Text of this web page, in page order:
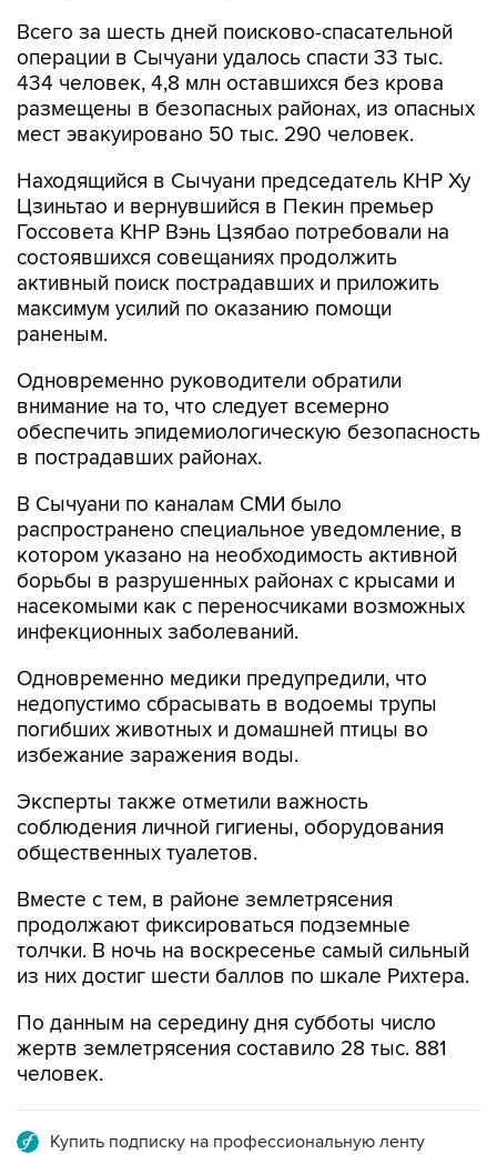
Всего за шесть дней поисково-спасательной
операции в Сычуани удалось спасти 33 тыс.
434 человек, 4,8 млн оставшихся без крова
размещены в безопасных районах, из опасных
мест эвакуировано 50 тыс. 290 человек.
Находящийся в Сычуани председатель КНР Ху
Цзиньтао и вернувшийся в Пекин премьер
Госсовета КНР Вэнь Цзябао потребовали на
состоявшихся совещаниях продолжить
активный поиск пострадавших и приложить
максимум усилий по оказанию помощи
раненым.
Одновременно руководители обратили
внимание на то, что следует всемерно
обеспечить эпидемиологическую безопасность
в пострадавших районах.
В Сычуани по каналам СМИ было
распространено специальное уведомление, в
котором указано на необходимость активной
борьбы в разрушенных районах с крысами и
насекомыми как с переносчиками возможных
инфекционных заболеваний.
Одновременно медики предупредили, что
недопустимо сбрасывать в водоемы трупы
погибших животных и домашней птицы во
избежание заражения воды.
Эксперты также отметили важность
соблюдения личной гигиены, оборудования
общественных туалетов.
Вместе с тем, в районе землетрясения
продолжают фиксироваться подземные
толчки. В ночь на воскресенье самый сильный
из них достиг шести баллов по шкале Рихтера.
По данным на середину дня субботы число
жертв землетрясения составило 28 тыс. 881
человек.
Купить подписку на профессиональную ленту